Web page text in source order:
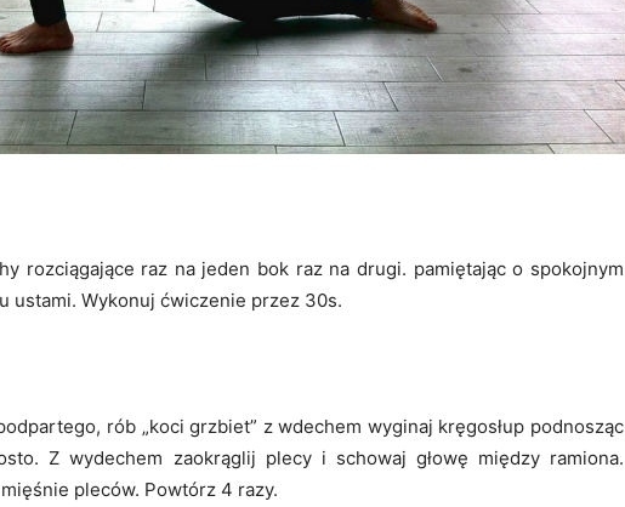
rozciągające raz na jeden bok raz na drugi. pamiętając o spokojnym
ustami. Wykonuj ćwiczenie przez 30s.
rób „koci grzbiet” z wdechem wyginaj kręgosłup podnosząc
Z wydechem zaokrąglij plecy i schowaj głowę między ramiona.
pleców. Powtórz 4 razy.